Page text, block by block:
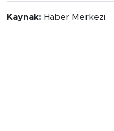
Kaynak: Haber Merkezi